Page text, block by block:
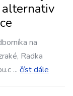
alternativ
na
Radka
... číst dále